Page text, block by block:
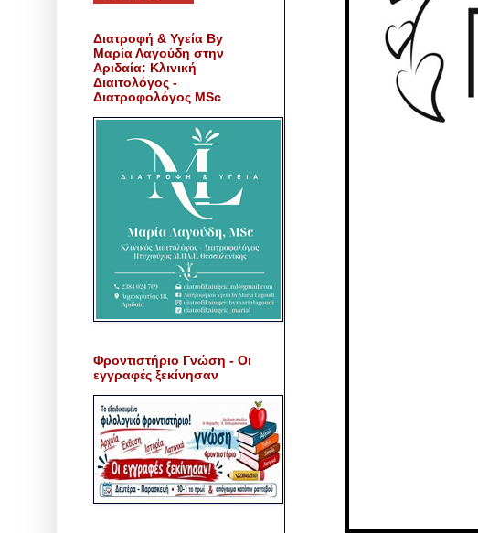
Διατροφή & Υγεία By
Μαρία Λαγούδη στην
Αριδαία: Κλινική
Διαιτολόγος -
Διατροφολόγος MSc
Φροντιστήριο Γνώση - Οι
εγγραφές ξεκίνησαν